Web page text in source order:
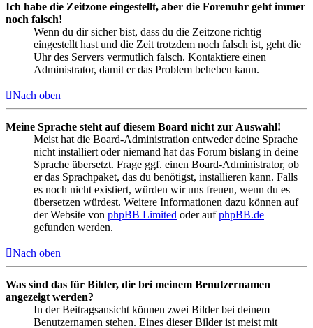
Ich habe die Zeitzone eingestellt, aber die Forenuhr geht immer
noch falsch!
Wenn du dir sicher bist, dass du die Zeitzone richtig
eingestellt hast und die Zeit trotzdem noch falsch ist, geht die
Uhr des Servers vermutlich falsch. Kontaktiere einen
Administrator, damit er das Problem beheben kann.
Nach oben
Meine Sprache steht auf diesem Board nicht zur Auswahl!
Meist hat die Board-Administration entweder deine Sprache
nicht installiert oder niemand hat das Forum bislang in deine
Sprache übersetzt. Frage ggf. einen Board-Administrator, ob
er das Sprachpaket, das du benötigst, installieren kann. Falls
es noch nicht existiert, würden wir uns freuen, wenn du es
übersetzen würdest. Weitere Informationen dazu können auf
der Website von phpBB Limited oder aufphpBB.de
gefunden werden.
Nach oben
Was sind das für Bilder, die bei meinem Benutzernamen
angezeigt werden?
In der Beitragsansicht können zwei Bilder bei deinem
Benutzernamen stehen. Eines dieser Bilder ist meist mit